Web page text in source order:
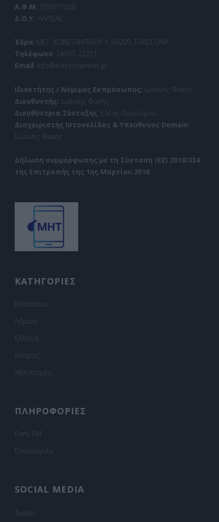
Α.Φ.Μ .: 059937628
Δ.Ο.Υ.: ΛΑΡΙΣΑΣ
Έδρα: ΜΕΓ. ΚΩΝΣΤΑΝΤΙΝΟΥ 1, 40200, ΕΛΑΣΣΟΝΑ
Τηλέφωνο: 24930 22221
Email: info@elassonanews.gr
Ιδιοκτήτης / Νόμιμος Εκπρόσωπος: Ιωάννης Φακής
Διευθυντής: Ιωάννης Φακής
Διευθύντρια Σύνταξης: Ελένη Οικονόμου
Διαχειριστής Ιστοσελίδας & Υπεύθυνος Domain:
Ιωάννης Φακής
Δήλωση συμμόρφωσης με τη Σύσταση (ΕΕ) 2018/334
της Επιτροπής της 1ης Μαρτίου 2018
ΚΑΤΗΓΟΡΙΕΣ
Ελασσόνα
Λάρισα
Ελλάδα
Κόσμος
Αθλητισμός
ΠΛΗΡΟΦΟΡΙΕΣ
Party FM
Επικοινωνία
SOCIAL MEDIA
Twitter